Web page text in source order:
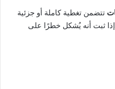
تتضمن تغطية كاملة أو جزئية
ثبت أنه يُشكل خطرًا على